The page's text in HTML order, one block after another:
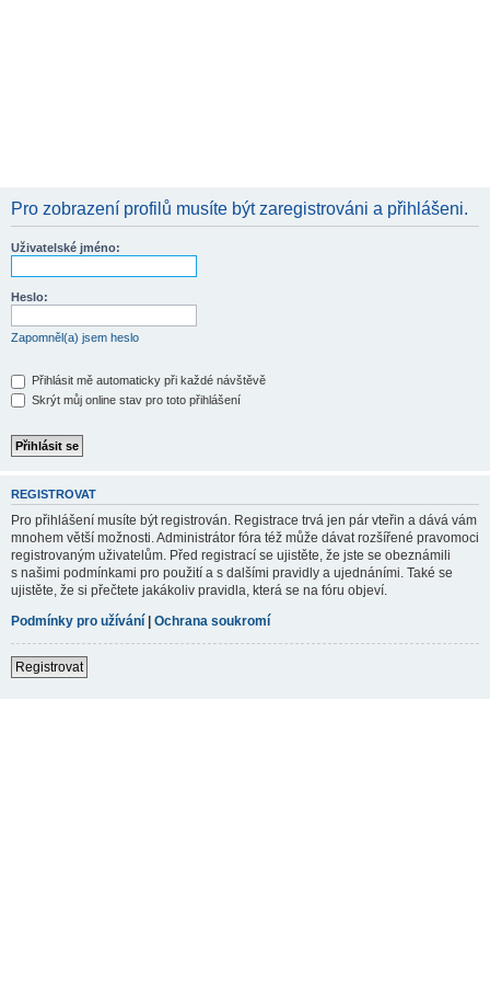
Pro zobrazení profilů musíte být zaregistrováni a přihlášeni.
Uživatelské jméno:
Heslo:
Zapomněl(a) jsem heslo
Přihlásit mě automaticky při každé návštěvě
Skrýt můj online stav pro toto přihlášení
REGISTROVAT
Pro přihlášení musíte být registrován. Registrace trvá jen pár vteřin a dává vám
mnohem větší možnosti. Administrátor fóra též může dávat rozšířené pravomoci
registrovaným uživatelům. Před registrací se ujistěte, že jste se obeznámili
s našimi podmínkami pro použití a s dalšími pravidly a ujednáními. Také se
ujistěte, že si přečtete jakákoliv pravidla, která se na fóru objeví.
Podmínky pro užívání | Ochrana soukromí
Registrovat